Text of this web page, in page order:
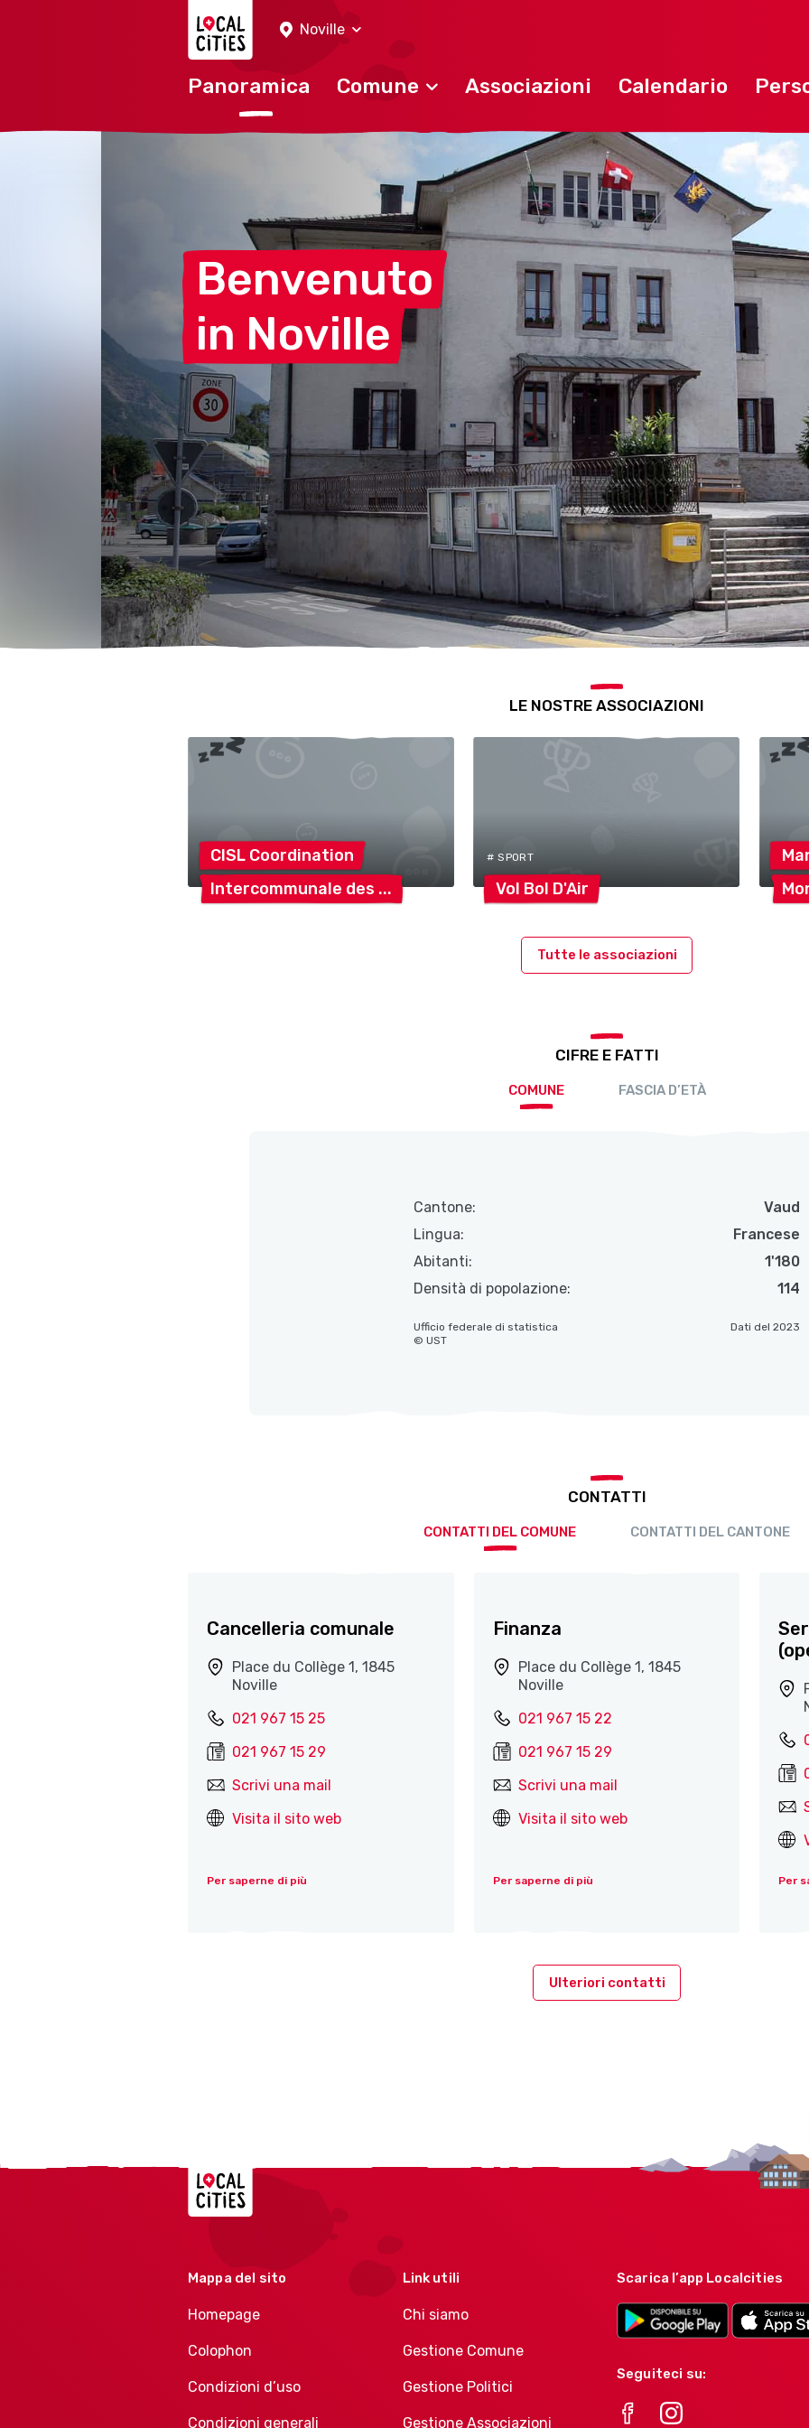
Noville
Panoramica Comune Associazioni Calendario
Benvenuto
in Noville
LE NOSTRE ASSOCIAZIONI
CISL Coordination
Intercommunale des
# SPORT
Vol Bol D'Air
Tutte le associazioni
CIFRE E FATTI
COMUNE FASCIA D’ETÀ
Cantone:
Vaud
Lingua:
Francese
Abitanti:
1'180
Densità di popolazione:
114
Dati del 2023
Ufficio federale di statistica
© UST
CONTATTI
CONTATTI DEL COMUNE CONTATTI DEL CANTONE
Cancelleria comunale
Place du Collège 1, 1845
Noville
021 967 15 25
021 967 15 29
Scrivi una mail
Visita il sito web
Per saperne di più
Finanza
Place du Collège 1, 1845
Noville
021 967 15 22
021 967 15 29
Scrivi una mail
Visita il sito web
Per saperne di più Per
Ulteriori contatti
Localcities
Mappa del sito
Homepage
Colophon
Condizioni d’uso
Condizioni generali
Link utili
Chi siamo
Gestione Comune
Gestione Politici
Gestione Associazioni
Scarica l’app Localcities
Seguiteci su: